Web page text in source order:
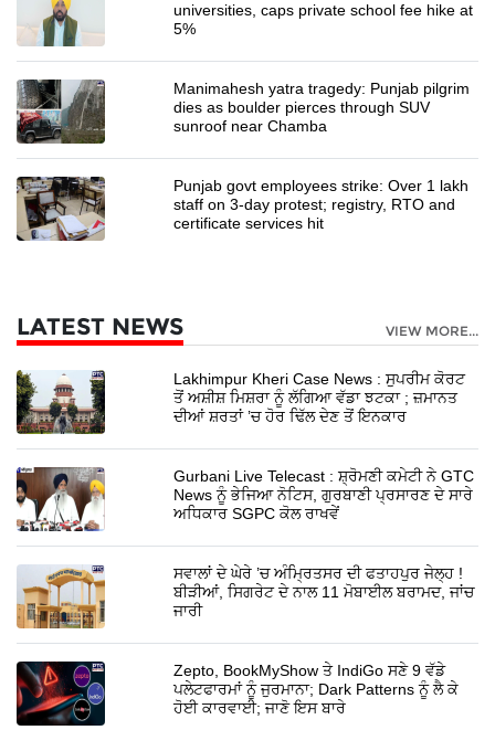
universities, caps private school fee hike at
5%
Manimahesh yatra tragedy: Punjab pilgrim
dies as boulder pierces through SUV
sunroof near Chamba
Punjab govt employees strike: Over 1 lakh
staff on 3-day protest; registry, RTO and
certificate services hit
LATEST NEWS VIEW MORE...
Lakhimpur Kheri Case News : ਸੁਪਰੀਮ ਕੋਰਟ
ਤੋਂ ਅਸ਼ੀਸ਼ ਮਿਸ਼ਰਾ ਨੂੰ ਲੱਗਿਆ ਵੱਡਾ ਝਟਕਾ ; ਜ਼ਮਾਨਤ
ਦੀਆਂ ਸ਼ਰਤਾਂ ’ਚ ਹੋਰ ਢਿੱਲ ਦੇਣ ਤੋਂ ਇਨਕਾਰ
Gurbani Live Telecast : ਸ਼੍ਰੋਮਣੀ ਕਮੇਟੀ ਨੇ GTC
News ਨੂੰ ਭੇਜਿਆ ਨੋਟਿਸ, ਗੁਰਬਾਣੀ ਪ੍ਰਸਾਰਣ ਦੇ ਸਾਰੇ
ਅਧਿਕਾਰ SGPC ਕੋਲ ਰਾਖਵੇਂ
ਸਵਾਲਾਂ ਦੇ ਘੇਰੇ ’ਚ ਅੰਮ੍ਰਿਤਸਰ ਦੀ ਫਤਾਹਪੁਰ ਜੇਲ੍ਹ !
ਬੀੜੀਆਂ, ਸਿਗਰੇਟ ਦੇ ਨਾਲ 11 ਮੋਬਾਈਲ ਬਰਾਮਦ, ਜਾਂਚ
ਜਾਰੀ
Zepto, BookMyShow ਤੇ IndiGo ਸਣੇ 9 ਵੱਡੇ
ਪਲੇਟਫਾਰਮਾਂ ਨੂੰ ਜੁਰਮਾਨਾ; Dark Patterns ਨੂੰ ਲੈ ਕੇ
ਹੋਈ ਕਾਰਵਾਈ; ਜਾਣੋ ਇਸ ਬਾਰੇ